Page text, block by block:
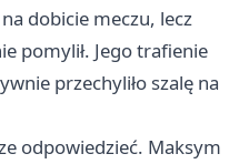
dobicie meczu, lecz
pomylił. Jego trafienie
przechyliło szalę na
odpowiedzieć. Maksym